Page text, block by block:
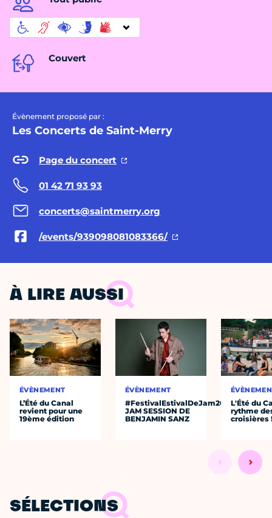
Couvert
Évènement proposé par :
Les Concerts de Saint-Merry
Page du concert
01 42 71 93 93
concerts@saintmerry.org
/events/939098081083366/
À LIRE AUSSI
ÉVÈNEMENT
L’Été du Canal
revient pour une
19ème édition
ÉVÈNEMENT
#FestivalEstivalDeJam2026
JAM SESSION DE
BENJAMIN SANZ
L'Été du
rythme
croisières
SÉLECTIONS